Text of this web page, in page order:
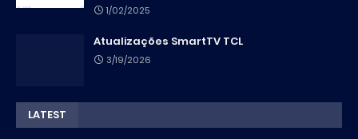
1/02/2025
Atualizações SmartTV TCL
3/19/2026
LATEST